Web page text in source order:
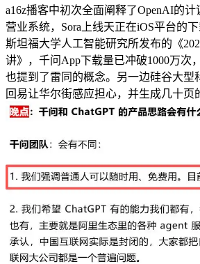
a16z播客中初次全面阐释了OpenAI的
营业系统，Sora上线天正在iOS平台的
斯坦福大学人工智能研究所发布的《
讲》，千问App下载量已冲破1000万次
也提到了雷同的概念。另一边硅谷大型
回易让华尔街感应担心，并生成几十页